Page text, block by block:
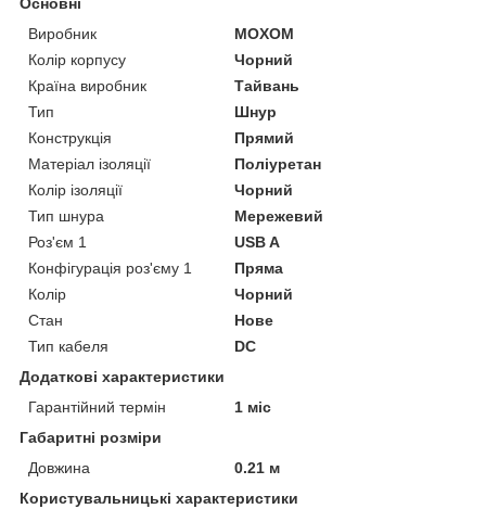
Виробник
MOXOM
Колір корпусу
Чорний
Країна виробник
Тайвань
Тип
Шнур
Конструкція
Прямий
Матеріал ізоляції
Поліуретан
Колір ізоляції
Чорний
Тип шнура
Мережевий
Роз'єм 1
USB A
Конфігурація роз'єму 1
Пряма
Колір
Чорний
Стан
Нове
Тип кабеля
DC
Додаткові характеристики
Гарантійний термін
1 міс
Габаритні розміри
Довжина
0.21 м
Користувальницькі характеристики